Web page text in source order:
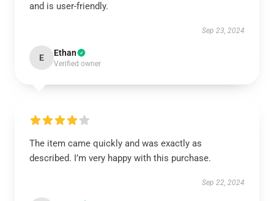
and is user-friendly.
Sep 23, 2024
E Ethan
Verified owner
The item came quickly and was exactly as
described. I’m very happy with this purchase.
Sep 22, 2024